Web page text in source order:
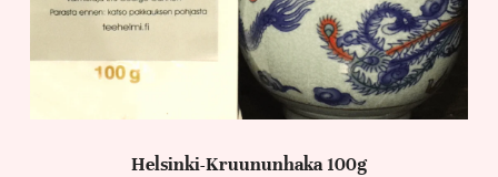
Helsinki-Kruununhaka 100g